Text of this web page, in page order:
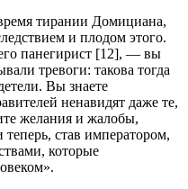
тирании Домициана,
и плодом этого.
панегирист [12], — вы
тревоги: такова тогда
Вы знаете
ненавидят даже те,
желания и жалобы,
теперь, став императором,
которые